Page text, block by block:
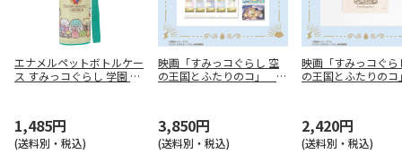
エナメルペットボトルケー
ス すみっコぐらし 学園 PV
1,485円
(送料別・税込)
映画「すみっコぐらし 空
の王国とふたりのコ」 オ
3,850円
(送料別・税込)
映画「すみっコぐら
の王国とふたりの
2,420円
(送料別・税込)